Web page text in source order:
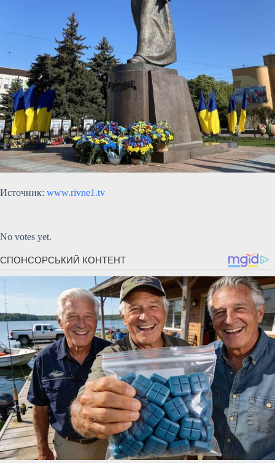
Источник: www.rivne1.tv
No votes yet.